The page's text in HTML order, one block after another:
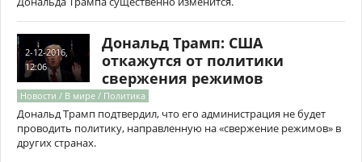
2-12-2016,
12:06
Дональд Трамп: США
откажутся от политики
свержения режимов
Новости / В мире / Политика
Дональд Трамп подтвердил, что его администрация не будет
проводить политику, направленную на «свержение режимов» в
других странах.